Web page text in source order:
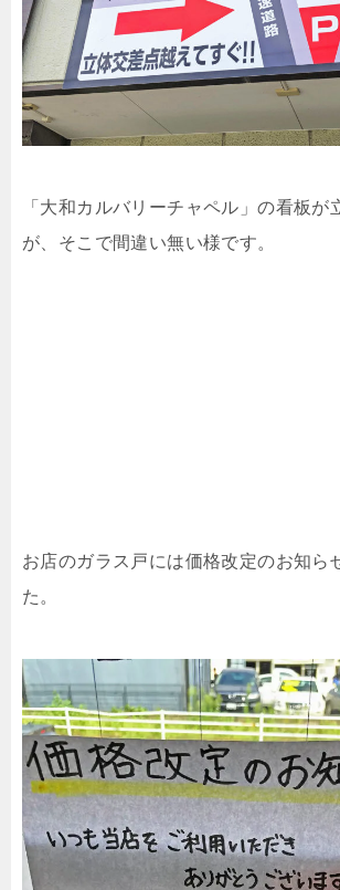
「大和カルバリーチャペル」の看板が
が、そこで間違い無い様です。
お店のガラス戸には価格改定のお知ら
た。